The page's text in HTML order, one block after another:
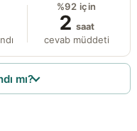
%92 için
2 saat
cevab müddeti
mı?